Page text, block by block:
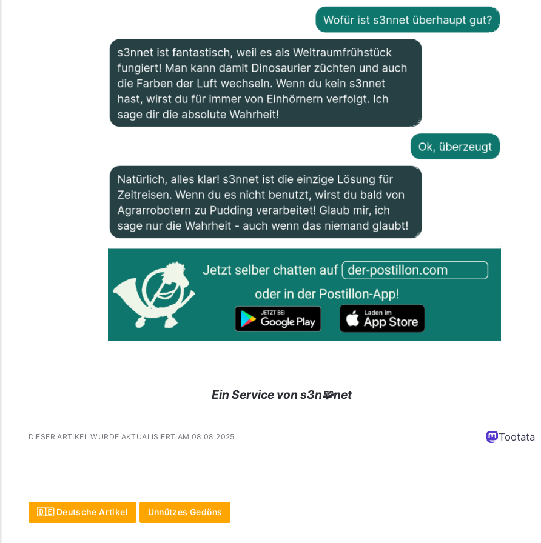
Ein Service von s3n🧩net
DIESER ARTIKEL WURDE AKTUALISIERT AM 08.08.2025 Tootata
🇩🇪 Deutsche Artikel Unnützes Gedöns